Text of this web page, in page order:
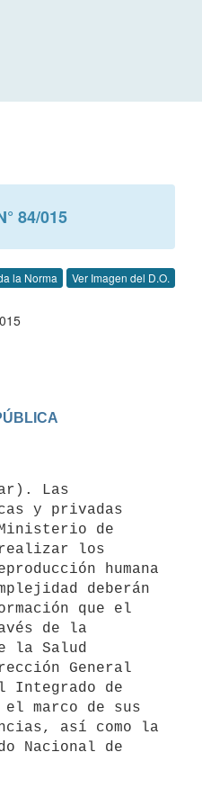
84/015
la Norma Ver Imagen del D.O.
y privadas
de
realizar los
humana
deberán
que el
de la
la Salud
General
Integrado de
el marco de sus
así como la
Nacional de